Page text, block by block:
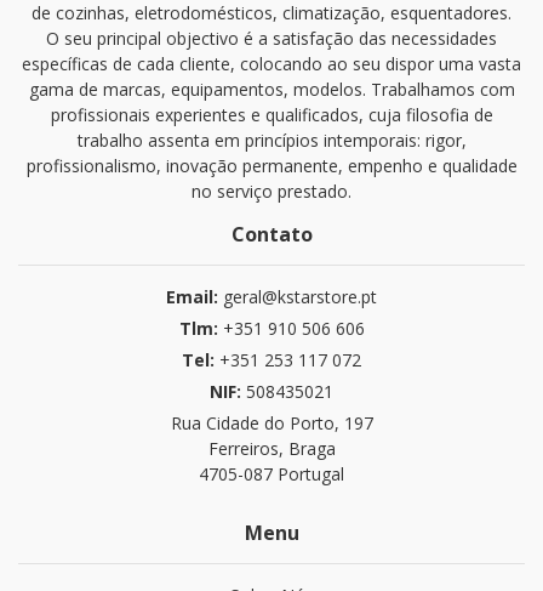
de cozinhas, eletrodomésticos, climatização, esquentadores.
O seu principal objectivo é a satisfação das necessidades
específicas de cada cliente, colocando ao seu dispor uma vasta
gama de marcas, equipamentos, modelos. Trabalhamos com
profissionais experientes e qualificados, cuja filosofia de
trabalho assenta em princípios intemporais: rigor,
profissionalismo, inovação permanente, empenho e qualidade
no serviço prestado.
Contato
Email: geral@kstarstore.pt
Tlm: +351 910 506 606
Tel: +351 253 117 072
NIF: 508435021
Rua Cidade do Porto, 197
Ferreiros, Braga
4705-087 Portugal
Menu